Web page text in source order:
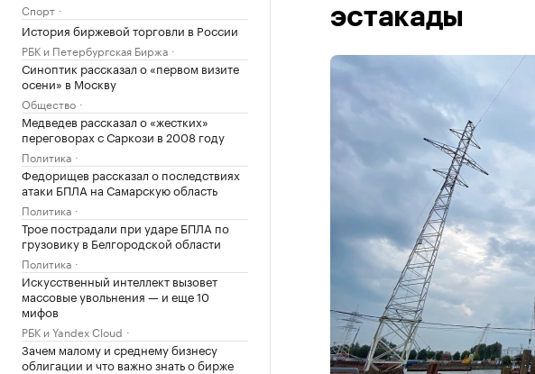
Спорт
История биржевой торговли в России
РБК и Петербургская Биржа
Синоптик рассказал о «первом визите
осени» в Москву
Общество
Медведев рассказал о «жестких»
переговорах с Саркози в 2008 году
Политика
Федорищев рассказал о последствиях
атаки БПЛА на Самарскую область
Политика
Трое пострадали при ударе БПЛА по
грузовику в Белгородской области
Политика
Искусственный интеллект вызовет
массовые увольнения — и еще 10
мифов
РБК и Yandex Cloud
Зачем малому и среднему бизнесу
облигации и что важно знать о бирже
эстакады